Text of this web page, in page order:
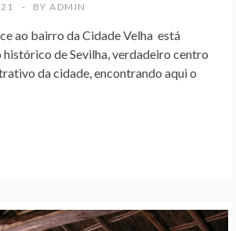
BY ADMIN
ao bairro da Cidade Velha está
de Sevilha, verdadeiro centro
da cidade, encontrando aqui o